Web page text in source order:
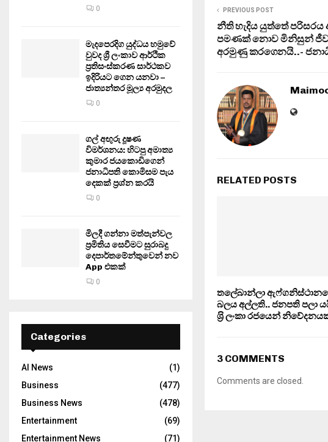
PREVIOUS POST
නීති හැදිය යුත්තේ
පමණක් නොව මිනිසුන්
අරමුණු කරගෙනයි..-
RELATED POSTS
තලේබාන්ලා
බලය අල්ලති.. ජනපති පලා
ශ‍්‍රි ලංකා රජයෙන්
3 COMMENTS
Comments are closed.
0
මැදපෙරදිග යුද්ධය හමුවේ
වුවද ශ්‍රී ලංකාව ආර්ථික
ප්‍රතිසංස්කරණ සාර්ථකව
ඉදිරියට ගෙන යනවා –
ජාත්‍යන්තර මූල්‍ය අරමුදල
0
ගල් අඟුරු දූෂණ
විමර්ශනය: හිටපු අමාත්‍ය
කුමාර ජයකොඩිගෙන්
ජනාධිපති කොමිසම පැය
දෙකක් ප්‍රශ්න කරයි
0
මිලදී ගන්නා මත්පැන්වල
ප්‍රමිතිය සෙවීමට සුරාබදු
දෙපාර්තමේන්තුවෙන් නව
App එකක්
0
Categories
AI News
(1)
Business
(477)
Business News
(478)
Entertainment
(69)
Entertainment News
(71)